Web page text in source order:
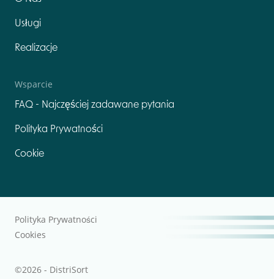
Usługi
Realizacje
Wsparcie
FAQ - Najczęściej zadawane pytania
Polityka Prywatności
Cookie
Polityka Prywatności
Cookies
©2026 - DistriSort